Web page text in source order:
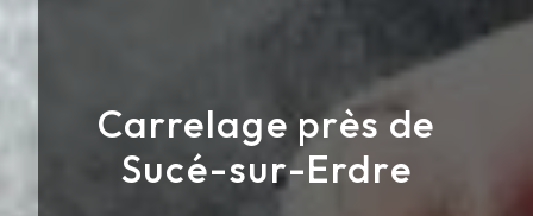
Carrelage près de
Sucé-sur-Erdre